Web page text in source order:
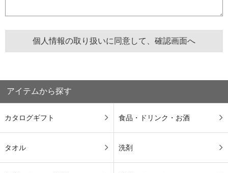
アイテムから探す
カタログギフト 食品・ドリンク・お酒
タオル 洗剤